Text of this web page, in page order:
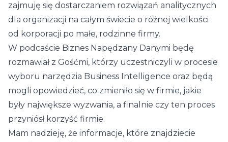
zajmuję się dostarczaniem rozwiązań analitycznych
dla organizacji na całym świecie o różnej wielkości
od korporacji po małe, rodzinne firmy.
W podcaście Biznes Napędzany Danymi będę
rozmawiał z Gośćmi, którzy uczestniczyli w procesie
wyboru narzędzia Business Intelligence oraz będą
mogli opowiedzieć, co zmieniło się w firmie, jakie
były największe wyzwania, a finalnie czy ten proces
przyniósł korzyść firmie.
Mam nadzieję, że informacje, które znajdziecie